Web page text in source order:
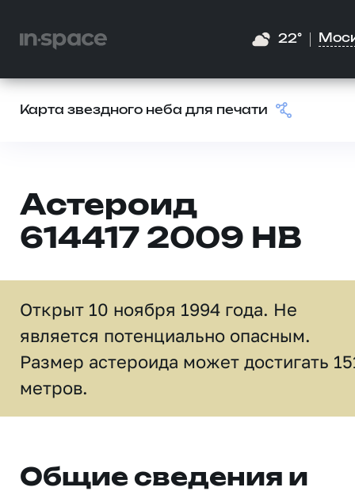
22°
Карта звездного неба для печати
Астероид
614417 2009 HB
Открыт 10 ноября 1994 года. Не
является потенциально опасным.
Размер астероида может достигать
метров.
Общие сведения и